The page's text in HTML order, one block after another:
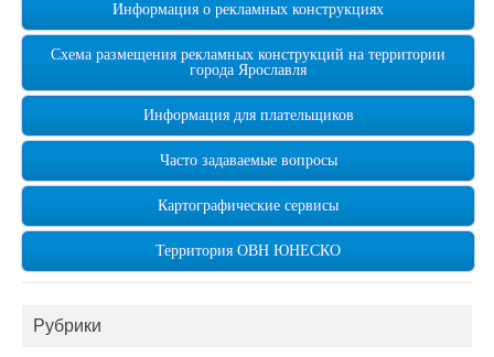
Информация о рекламных конструкциях
Схема размещения рекламных конструкций на территории
города Ярославля
Информация для плательщиков
Часто задаваемые вопросы
Картографические сервисы
Территория ОВН ЮНЕСКО
Рубрики